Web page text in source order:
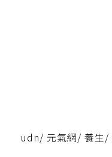
udn/ 元氣網/ 養生/